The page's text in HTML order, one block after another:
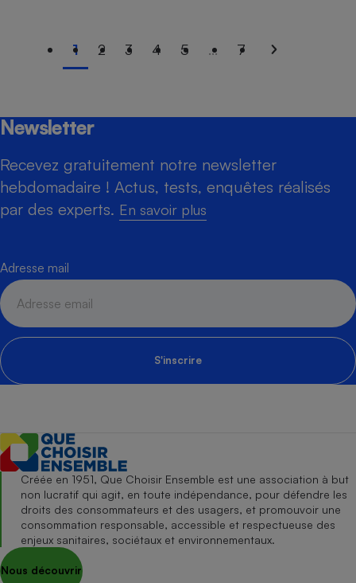
1 2 3 4 5 ... 7
Newsletter
Recevez gratuitement notre newsletter
hebdomadaire ! Actus, tests, enquêtes réalisés
par des experts. En savoir plus
Adresse mail
S'inscrire
Créée en 1951, Que Choisir Ensemble est une association à but
non lucratif qui agit, en toute indépendance, pour défendre les
droits des consommateurs et des usagers, et promouvoir une
consommation responsable, accessible et respectueuse des
enjeux sanitaires, sociétaux et environnementaux.
Nous découvrir